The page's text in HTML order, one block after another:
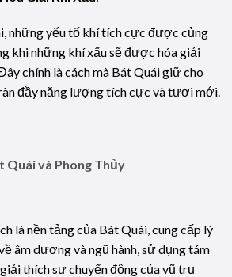
những yếu tố khí tích cực được củng
khi những khí xấu sẽ được hóa giải
chính là cách mà Bát Quái giữ cho
đầy năng lượng tích cực và tươi mới.
Quái và Phong Thủy
là nền tảng của Bát Quái, cung cấp lý
âm dương và ngũ hành, sử dụng tám
thích sự chuyển động của vũ trụ